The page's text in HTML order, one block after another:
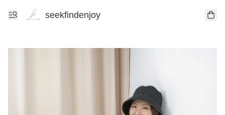
seekfindenjoy